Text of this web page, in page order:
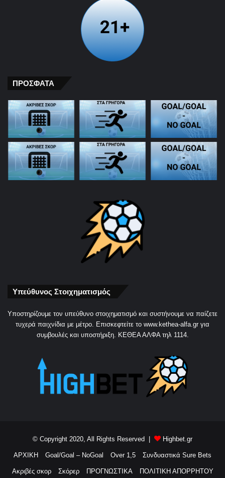
ΠΡΟΣΦΑΤΑ
Υπεύθυνος Στοιχηματισμός
Yποστηρίζουμε τον υπεύθυνο στοιχηματισμό και συστήνουμε να παίζετε
τυχερά παιχνίδια με μέτρο. Eπισκεφτείτε το www.kethea-alfa.gr για
συμβουλές και υποστήριξη. ΚΕΘΕΑ ΑΛΦΑ τηλ 1114.
© Copyright 2020, All Rights Reserved | Highbet.gr
ΑΡΧΙΚΗ Goal/Goal – NoGoal Over 1,5 Συνδυαστικά Sure Bets
Ακριβές σκορ Σκόρερ ΠΡΟΓΝΩΣΤΙΚΑ ΠΟΛΙΤΙΚΗ ΑΠΟΡΡΗΤΟΥ